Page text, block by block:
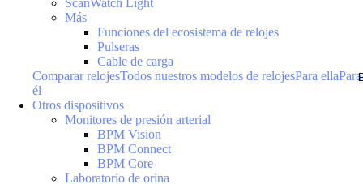
ScanWatch Light
Más
Funciones del ecosistema de relojes
Pulseras
Cable de carga
Comparar relojesTodos nuestros modelos de relojesPara ellaPara
él
Otros dispositivos
Monitores de presión arterial
BPM Vision
BPM Connect
BPM Core
Laboratorio de orina